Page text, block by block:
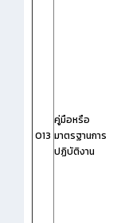
O13
คู่มือหรือ
มาตรฐานการ
ปฏิบัติงาน